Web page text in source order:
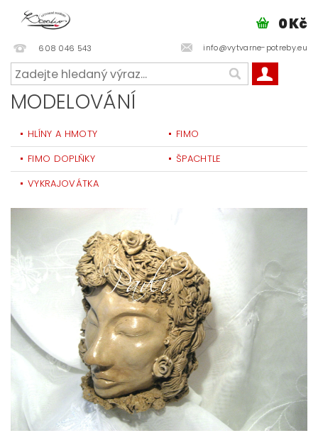
608 046 543 info@vytvarne-potreby.eu
0 Kč
MODELOVÁNÍ
HLÍNY A HMOTY
FIMO
FIMO DOPLŇKY
ŠPACHTLE
VYKRAJOVÁTKA